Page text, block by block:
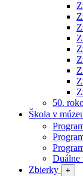
50.
Škola v
Duálne
Zbierky
+